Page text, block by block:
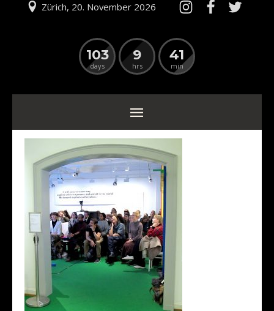
Zürich, 20. November 2026
103
days
9
hrs
41
min